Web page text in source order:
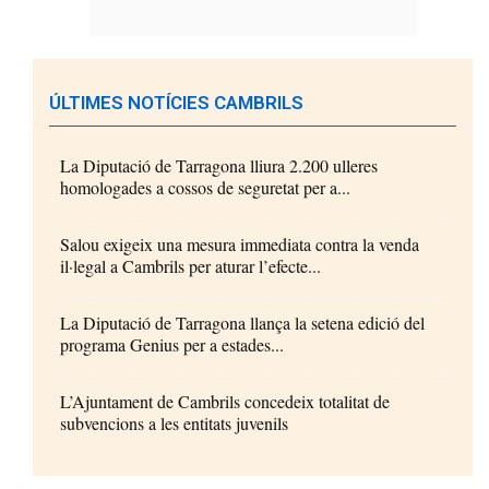
ÚLTIMES NOTÍCIES CAMBRILS
La Diputació de Tarragona lliura 2.200 ulleres
homologades a cossos de seguretat per a...
Salou exigeix una mesura immediata contra la venda
il·legal a Cambrils per aturar l’efecte...
La Diputació de Tarragona llança la setena edició del
programa Genius per a estades...
L’Ajuntament de Cambrils concedeix totalitat de
subvencions a les entitats juvenils